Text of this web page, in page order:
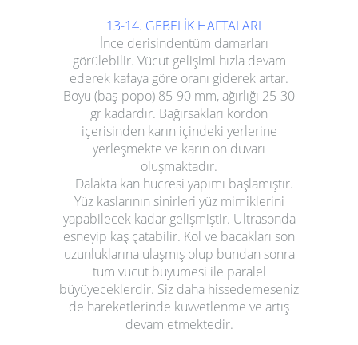
13-14. GEBELİK HAFTALARI
İnce derisindentüm damarları
görülebilir. Vücut gelişimi hızla devam
ederek kafaya göre oranı giderek artar.
Boyu (baş-popo) 85-90 mm, ağırlığı 25-30
gr kadardır. Bağırsakları kordon
içerisinden karın içindeki yerlerine
yerleşmekte ve karın ön duvarı
oluşmaktadır.
Dalakta kan hücresi yapımı başlamıştır.
Yüz kaslarının sinirleri yüz mimiklerini
yapabilecek kadar gelişmiştir. Ultrasonda
esneyip kaş çatabilir. Kol ve bacakları son
uzunluklarına ulaşmış olup bundan sonra
tüm vücut büyümesi ile paralel
büyüyeceklerdir. Siz daha hissedemeseniz
de hareketlerinde kuvvetlenme ve artış
devam etmektedir.